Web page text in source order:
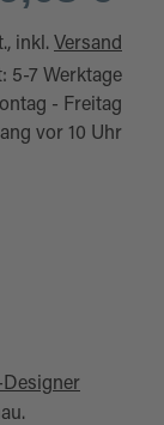
inkl. Versand
5-7 Werktage
- Freitag
vor 10 Uhr